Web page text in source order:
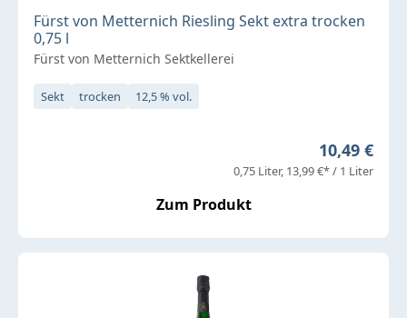
Fürst von Metternich Riesling Sekt extra trocken
0,75 l
Fürst von Metternich Sektkellerei
Sekt trocken 12,5 % vol.
Regulärer
10,49 €
0,75 Liter 13,99 €* / 1 Liter
Zum Produkt